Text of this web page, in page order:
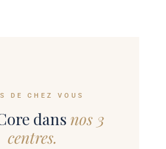
DE CHEZ VOUS
dans nos 3
centres.